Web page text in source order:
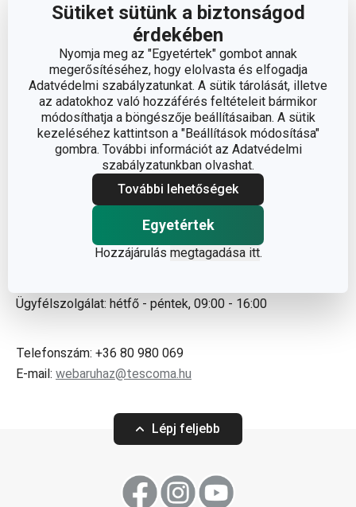
Sütiket sütünk a biztonságod
érdekében
Nyomja meg az "Egyetértek" gombot annak
megerősítéséhez, hogy elolvasta és elfogadja
Adatvédelmi szabályzatunkat. A sütik tárolását, illetve
az adatokhoz való hozzáférés feltételeit bármikor
módosíthatja a böngészője beállításaiban. A sütik
kezeléséhez kattintson a "Beállítások módosítása"
gombra. További információt az Adatvédelmi
szabályzatunkban olvashat.
További lehetőségek
Egyetértek
Hozzájárulás megtagadása itt.
A TESCOMA konyhai eszközeinek webáruháza.
A Tescoma webáruház üzemeltetője:
Tescoma Kft.
1115 Budapest , Keveháza utca 1-3.
Magyarország
Cégjegyzékszám: 01-09-356626
Adószám: 26184656-2-43
Ügyfélszolgálat: hétfő - péntek, 09:00 - 16:00
Telefonszám: +36 80 980 069
E-mail: webaruhaz@tescoma.hu
Lépj feljebb